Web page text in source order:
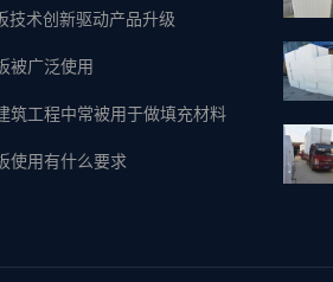
技术创新驱动产品升级
被广泛使用
筑工程中常被用于做填充材料
使用有什么要求